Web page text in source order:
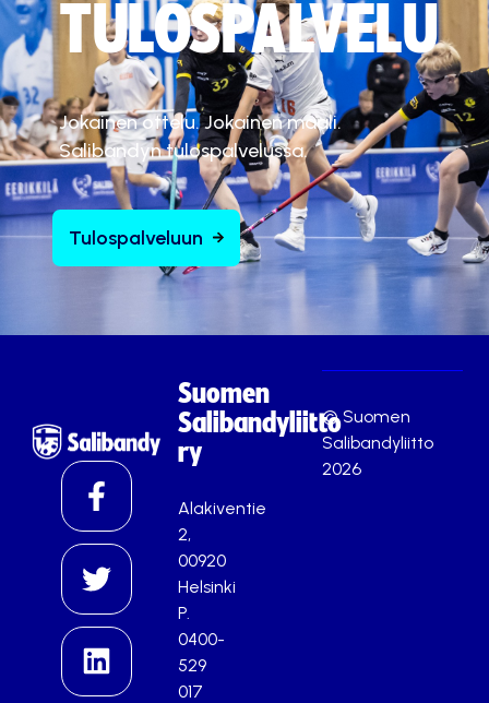
TULOSPALVELU
Jokainen ottelu. Jokainen maali.
Salibandyn tulospalvelussa.
Tulospalveluun
Suomen
Salibandyliitto
ry
Alakiventie
2,
00920
Helsinki
P.
0400-
529
017
© Suomen
Salibandyliitto
2026